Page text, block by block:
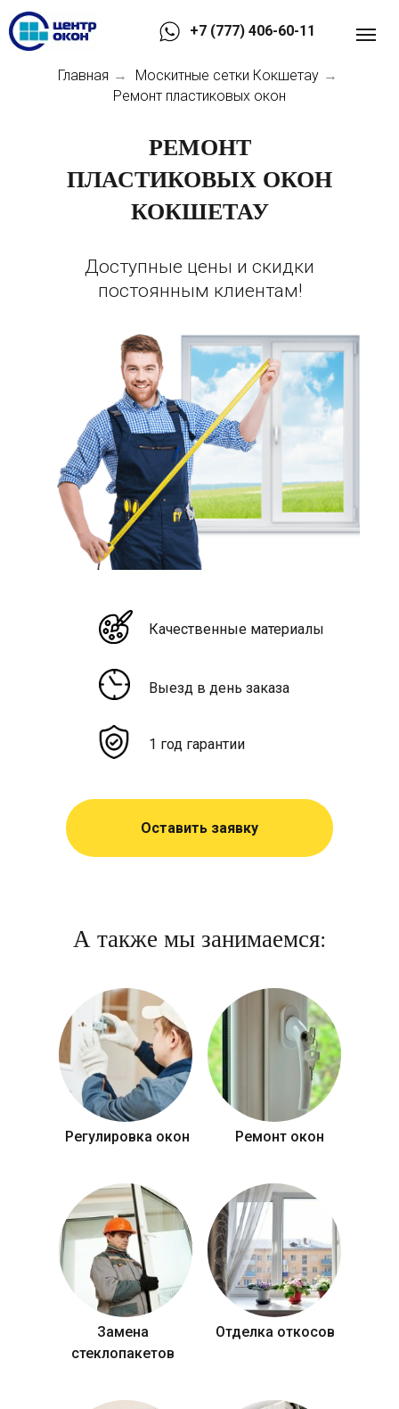
+7 (777) 406-60-11
Главная → Москитные сетки Кокшетау →
Ремонт пластиковых окон
РЕМОНТ
ПЛАСТИКОВЫХ ОКОН
КОКШЕТАУ
Выезд в день заказа
Качественные материалы
1 год гарантии
Оставить заявку
Доступные цены и скидки
постоянным клиентам!
А также мы занимаемся:
Регулировка окон Ремонт окон
Замена
стеклопакетов
Отделка откосов